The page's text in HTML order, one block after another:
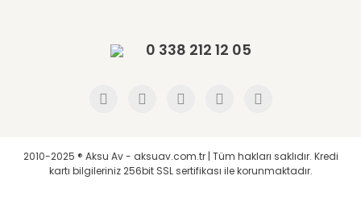
0 338 212 12 05
2010-2025 ® Aksu Av - aksuav.com.tr | Tüm hakları saklıdır. Kredi
kartı bilgileriniz 256bit SSL sertifikası ile korunmaktadır.